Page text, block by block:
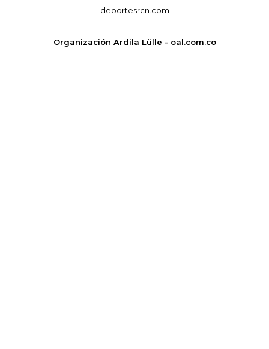
deportesrcn.com
Organización Ardila Lülle - oal.com.co